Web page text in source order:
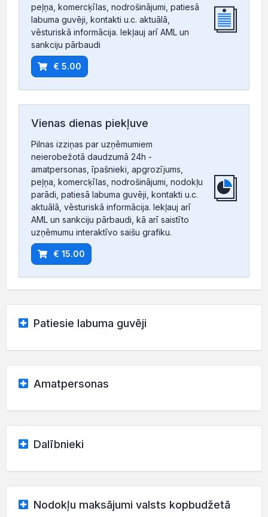
peļņa, komercķīlas, nodrošinājumi, patiesā
labuma guvēji, kontakti u.c. aktuālā,
vēsturiskā informācija. Iekļauj arī AML un
sankciju pārbaudi
€ 5.00
Vienas dienas piekļuve
Pilnas izziņas par uzņēmumiem
neierobežotā daudzumā 24h -
amatpersonas, īpašnieki, apgrozījums,
peļņa, komercķīlas, nodrošinājumi, nodokļu
parādi, patiesā labuma guvēji, kontakti u.c.
aktuālā, vēsturiskā informācija. Iekļauj arī
AML un sankciju pārbaudi, kā arī saistīto
uzņēmumu interaktīvo saišu grafiku.
€ 15.00
Patiesie labuma guvēji
Amatpersonas
Dalībnieki
Nodokļu maksājumi valsts kopbudžetā